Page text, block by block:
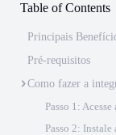
Table of Contents
Principais
Pré-requisitos
Como fazer a
Passo 1:
Passo 2: